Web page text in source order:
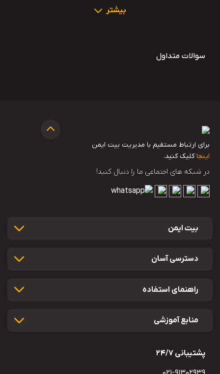
بیشتر
سوالات متداول
برای ارتباط مستقیم با مدیریت بیت ایمن
اینجاکلیک کنید.
در شبکه های اجتماعی ما را دنبال کنید!
بیت ایمن
دسترسی آسان
راهنمای استفاده
منابع آموزشی
پشتیبانی 24/7